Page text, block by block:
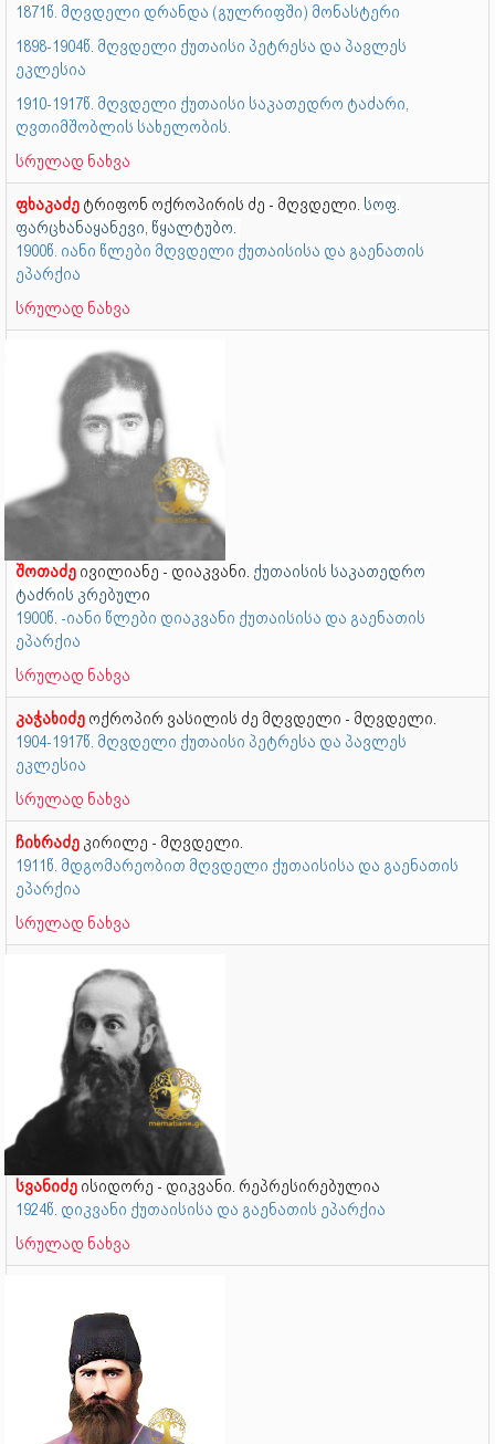
1871წ. მღვდელი დრანდა (გულრიფში) მონასტერი
1898-1904წ. მღვდელი ქუთაისი პეტრესა და პავლეს
ეკლესია
1910-1917წ. მღვდელი ქუთაისი საკათედრო ტაძარი,
ღვთიმშობლის სახელობის.
სრულად ნახვა
ფხაკაძე ტრიფონ ოქროპირის ძე - მღვდელი. სოფ.
ფარცხანაყანევი, წყალტუბო.
1900წ. იანი წლები მღვდელი ქუთაისისა და გაენათის
ეპარქია
სრულად ნახვა
შოთაძე ივილიანე - დიაკვანი. ქუთაისის საკათედრო
ტაძრის კრებული
1900წ. -იანი წლები დიაკვანი ქუთაისისა და გაენათის
ეპარქია
სრულად ნახვა
კაჭახიძე ოქროპირ ვასილის ძე მღვდელი - მღვდელი.
1904-1917წ. მღვდელი ქუთაისი პეტრესა და პავლეს
ეკლესია
სრულად ნახვა
ჩიხრაძე კირილე - მღვდელი.
1911წ. მდგომარეობით მღვდელი ქუთაისისა და გაენათის
ეპარქია
სრულად ნახვა
სვანიძე ისიდორე - დიკვანი. რეპრესირებულია
1924წ. დიკვანი ქუთაისისა და გაენათის ეპარქია
სრულად ნახვა